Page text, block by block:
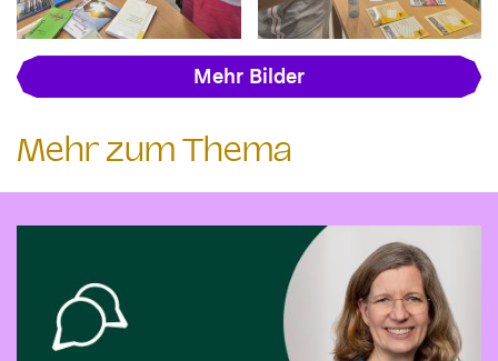
Mehr Bilder
Mehr zum Thema